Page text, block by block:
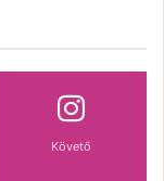
Követő